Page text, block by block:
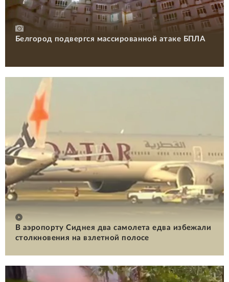
Белгород подвергся массированной атаке БПЛА
В аэропорту Сиднея два самолета едва избежали
столкновения на взлетной полосе